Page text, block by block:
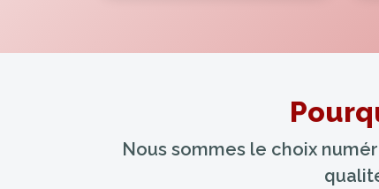
Nous sommes le choix